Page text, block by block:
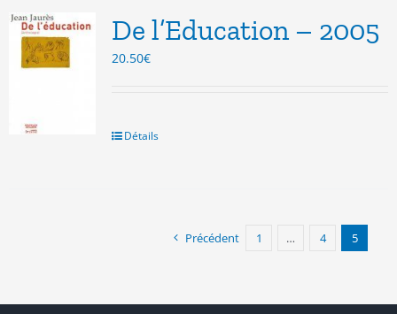
De l’Education – 2005
20.50€
Détails
Précédent 1 … 4 5